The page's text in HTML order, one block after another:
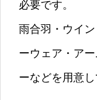
必要です。
雨合羽・ウイ
ーウェア・ア
ーなどを用意し